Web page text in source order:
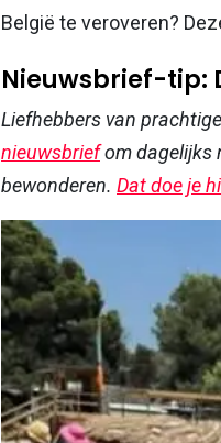
België te veroveren?
Nieuwsbrief-tip:
Liefhebbers van
nieuwsbriefom dagelijks
bewonderen. Dat doe je